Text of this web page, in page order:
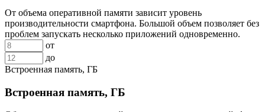
От объема оперативной памяти зависит уровень
производительности смартфона. Большой объем позволяет без
проблем запускать несколько приложений одновременно.
от
до
Встроенная память, ГБ
Встроенная память, ГБ